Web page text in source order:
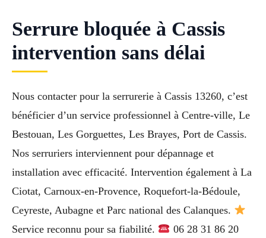
Serrure bloquée à Cassis
intervention sans délai
Nous contacter pour la serrurerie à Cassis 13260, c’est
bénéficier d’un service professionnel à Centre-ville, Le
Bestouan, Les Gorguettes, Les Brayes, Port de Cassis.
Nos serruriers interviennent pour dépannage et
installation avec efficacité. Intervention également à La
Ciotat, Carnoux-en-Provence, Roquefort-la-Bédoule,
Ceyreste, Aubagne et Parc national des Calanques.
Service reconnu pour sa fiabilité.
06 28 31 86 20